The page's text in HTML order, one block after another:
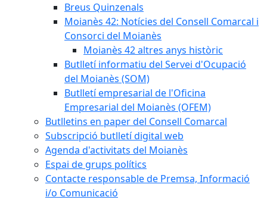
Breus Quinzenals
Moianès 42: Notícies del Consell Comarcal i
Consorci del Moianès
Moianès 42 altres anys històric
Butlletí informatiu del Servei d'Ocupació
del Moianès (SOM)
Butlletí empresarial de l'Oficina
Empresarial del Moianès (OFEM)
Butlletins en paper del Consell Comarcal
Subscripció butlletí digital web
Agenda d'activitats del Moianès
Espai de grups polítics
Contacte responsable de Premsa, Informació
i/o Comunicació